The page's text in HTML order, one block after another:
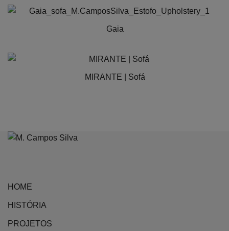
Gaia
product
has
MIRANTE | Sofá
HOME
HISTÓRIA
PROJETOS